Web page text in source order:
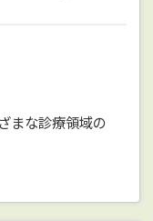
まな診療領域の